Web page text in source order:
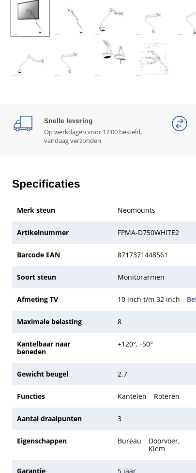
Snelle levering
Op werkdagen voor 17:00 besteld,
vandaag verzonden
Specificaties
Merk steun Neomounts
Artikelnummer FPMA-D750WHITE2
Barcode EAN 8717371448561
Soort steun Monitorarmen
Afmeting TV 10 inch t/m 32 inch
Maximale belasting 8
Kantelbaar naar
beneden
+120°, -50°
Gewicht beugel 2.7
Functies Kantelen Roteren
Aantal draaipunten 3
Eigenschappen Bureau
Doorvoer,
Klem
Garantie 5 jaar